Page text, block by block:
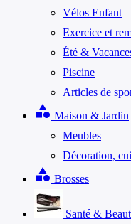
Vélos Enfant
Exercice et
Été &
Piscine
Articles de
category Maison & Jardin
Meubles
Décoration,
category Brosses
Santé &